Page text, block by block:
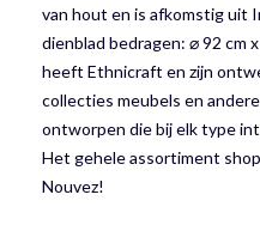
van hout en is afkomstig uit
dienblad bedragen: ⌀ 92 cm
heeft Ethnicraft en zijn
collecties meubels en
ontworpen die bij elk type
Het gehele assortiment
Nouvez!